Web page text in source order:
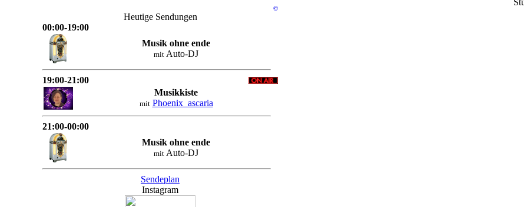
©
Heutige Sendungen
00:00-19:00
Musik ohne ende
mit Auto-DJ
19:00-21:00
Musikkiste
mit Phoenix_ascaria
21:00-00:00
Musik ohne ende
mit Auto-DJ
Sendeplan
Instagram